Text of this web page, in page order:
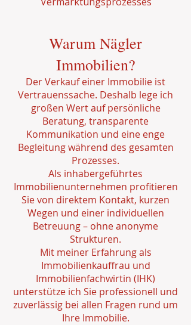
Warum Nägler
Immobilien?
Der Verkauf einer Immobilie ist
Vertrauenssache. Deshalb lege ich
großen Wert auf persönliche
Beratung, transparente
Kommunikation und eine enge
Begleitung während des gesamten
Prozesses.
Als inhabergeführtes
Immobilienunternehmen profitieren
Sie von direktem Kontakt, kurzen
Wegen und einer individuellen
Betreuung – ohne anonyme
Strukturen.
Mit meiner Erfahrung als
Immobilienkauffrau und
Immobilienfachwirtin (IHK)
unterstütze ich Sie professionell und
zuverlässig bei allen Fragen rund um
Ihre Immobilie.